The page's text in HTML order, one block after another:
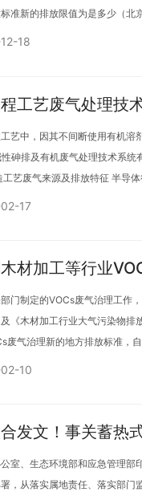
准新的排放限值为是多少（北
表1） …
18
工艺废气处理技
艺中，因其不间断使用有机
砷排及有机废气处理技术系统
艺废气来源及排放特征 半导
电路制造…
17
材加工等行业
门制定的VOCs废气治理工作
《木材加工行业大气污染物
废气治理新的地方排放标准，
区内…
10
发文！事关蓄热
室、生态环境部和应急管理
，从落实属地责任、落实部